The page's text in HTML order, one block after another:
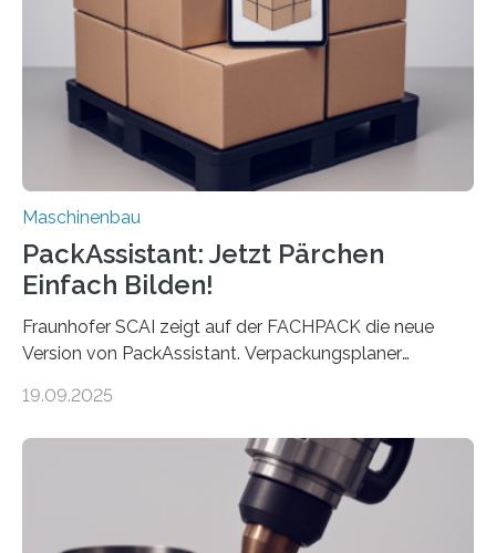
Landkarten und vieles mehr – mehrere Zehntausend
Exemplare pro Stunde. Je nach Maschinentyp und
Auftrag kann das Umrüsten…
Maschinenbau
PackAssistant: Jetzt Pärchen
Einfach Bilden!
Fraunhofer SCAI zeigt auf der FACHPACK die neue
Version von PackAssistant. Verpackungsplaner
Automobil, Maschinenbau und in der Zulieferindustrie.
Teile als eine Einheit verpacken. Die Anordnung kann
der Benutzer vorgeben und erhält so mehr Kontrolle
über die Positionierung der Bauteile. Die ebenfalls neue
Automatisierungsschnittstelle dient dazu, die Software
19.09.2025